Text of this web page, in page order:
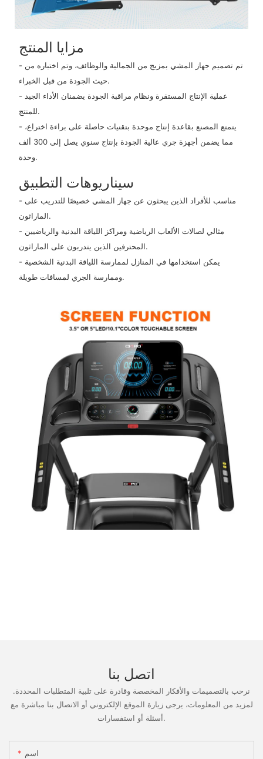
مزايا المنتج
- تم تصميم جهاز المشي بمزيج من الجمالية والوظائف، وتم اختباره من
حيث الجودة من قبل الخبراء.
- عملية الإنتاج المستقرة ونظام مراقبة الجودة يضمنان الأداء الجيد
للمنتج.
- يتمتع المصنع بقاعدة إنتاج موحدة بتقنيات حاصلة على براءة اختراع،
مما يضمن أجهزة جري عالية الجودة بإنتاج سنوي يصل إلى 300 ألف
وحدة.
سيناريوهات التطبيق
- مناسب للأفراد الذين يبحثون عن جهاز المشي خصيصًا للتدريب على
الماراثون.
- مثالي لصالات الألعاب الرياضية ومراكز اللياقة البدنية والرياضيين
المحترفين الذين يتدربون على الماراثون.
- يمكن استخدامها في المنازل لممارسة اللياقة البدنية الشخصية
وممارسة الجري لمسافات طويلة.
اتصل بنا
نرحب بالتصميمات والأفكار المخصصة وقادرة على تلبية المتطلبات المحددة.
لمزيد من المعلومات، يرجى زيارة الموقع الإلكتروني أو الاتصال بنا مباشرة مع
أسئلة أو استفسارات.
اسم